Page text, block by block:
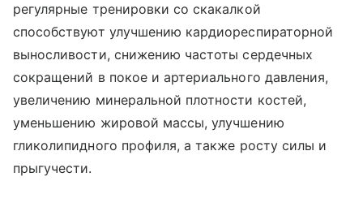
регулярные тренировки со скакалкой
способствуют улучшению кардиореспираторной
выносливости, снижению частоты сердечных
сокращений в покое и артериального давления,
увеличению минеральной плотности костей,
уменьшению жировой массы, улучшению
гликолипидного профиля, а также росту силы и
прыгучести.